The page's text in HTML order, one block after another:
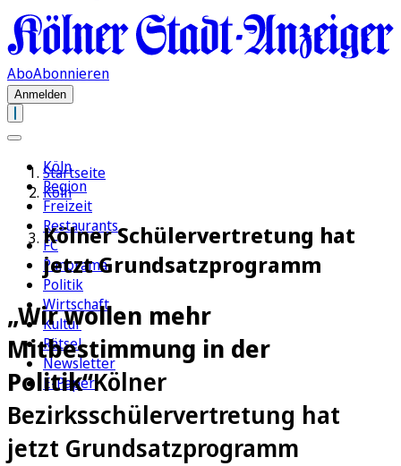
AboAbonnieren
Anmelden
Köln
Region
Freizeit
Restaurants
FC
Panorama
Politik
Wirtschaft
Kultur
Rätsel
Newsletter
E-Paper
Startseite
Köln
Kölner Schülervertretung hat
jetzt Grundsatzprogramm
„Wir wollen mehr
Mitbestimmung in der
Politik“Kölner
Bezirksschülervertretung hat
jetzt Grundsatzprogramm